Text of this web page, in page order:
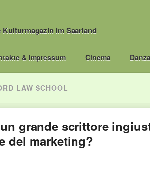
im Saarland
& Impressum Cinema Danza
LAW SCHOOL
grande scrittore
del marketing?